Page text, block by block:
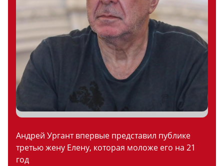
Андрей Ургант впервые представил публике
третью жену Елену, которая моложе его на 21
год